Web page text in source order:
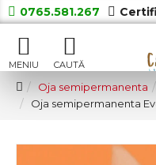
0765.581.267
Oja semipermanenta
Oja semipermanenta